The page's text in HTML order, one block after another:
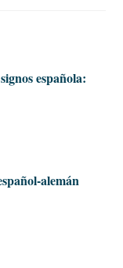
española:
alemán